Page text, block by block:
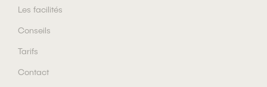
Les facilités
Conseils
Tarifs
Contact